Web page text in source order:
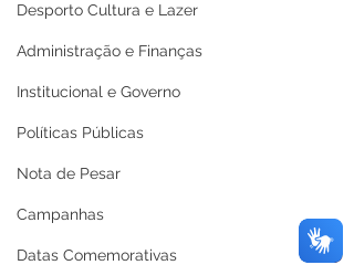
Desporto Cultura e Lazer
Administração e Finanças
Institucional e Governo
Políticas Públicas
Nota de Pesar
Campanhas
Datas Comemorativas